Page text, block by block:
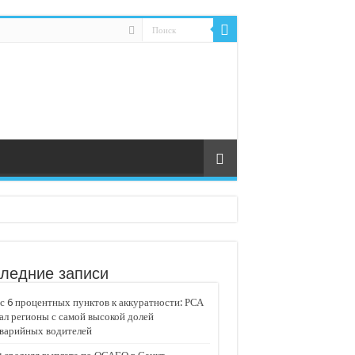
«Движение»
записи
6 процентных пунктов к аккуратности: РСА
регионы с самой высокой долей
водителей